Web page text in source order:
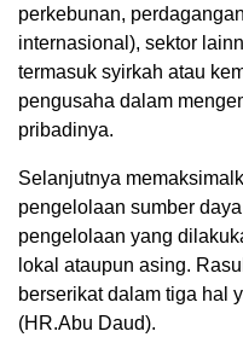
perkebunan,
internasional), sektor
termasuk syirkah atau
pengusaha dalam
pribadinya.
Selanjutnya
pengelolaan sumber
pengelolaan yang
lokal ataupun asing.
berserikat dalam tiga hal
(HR.Abu Daud).